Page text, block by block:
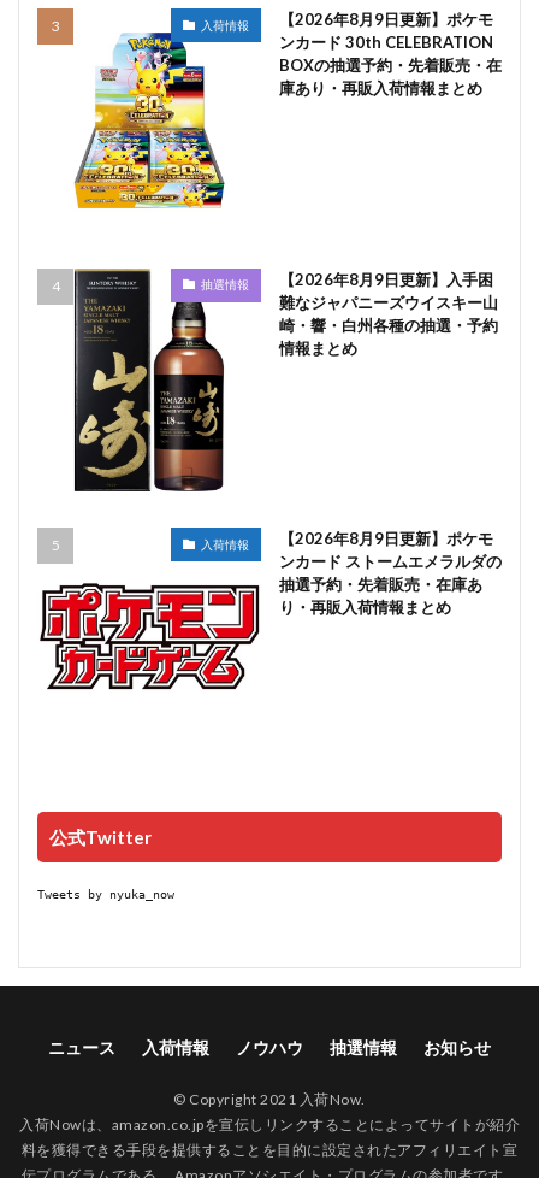
入荷情報
【2026年8月9日更新】ポケモ
ンカード 30th CELEBRATION
BOXの抽選予約・先着販売・在
庫あり・再販入荷情報まとめ
抽選情報
【2026年8月9日更新】入手困
難なジャパニーズウイスキー山
崎・響・白州各種の抽選・予約
情報まとめ
入荷情報
【2026年8月9日更新】ポケモ
ンカード ストームエメラルダの
抽選予約・先着販売・在庫あ
り・再販入荷情報まとめ
公式Twitter
Tweets by nyuka_now
ニュース 入荷情報 ノウハウ 抽選情報 お知らせ
© Copyright 2021 入荷Now.
入荷Nowは、amazon.co.jpを宣伝しリンクすることによってサイトが紹介
料を獲得できる手段を提供することを目的に設定されたアフィリエイト宣
伝プログラムである、 Amazonアソシエイト・プログラムの参加者です。